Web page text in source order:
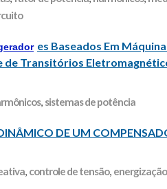
es Baseados Em
de Transitórios
, sistemas de potência
DE UM
, controle de tensão, energização